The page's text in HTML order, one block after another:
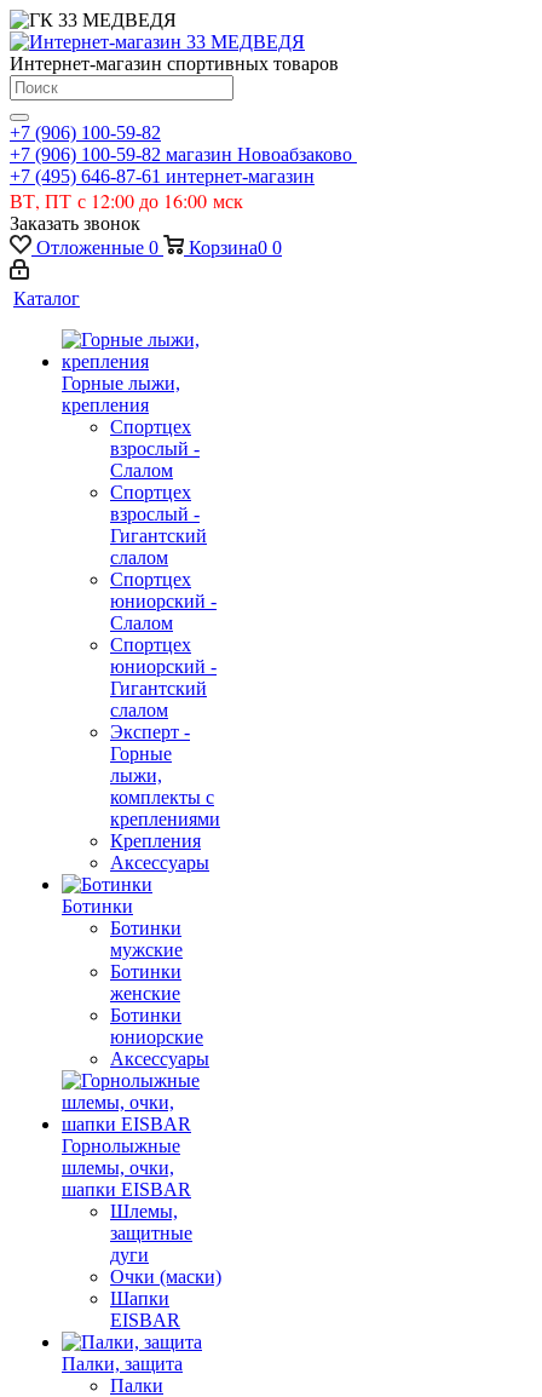
Интернет-магазин спортивных товаров
+7 (906) 100-59-82
+7 (906) 100-59-82 магазин Новоабзаково
+7 (495) 646-87-61 интернет-магазин
ВТ, ПТ с 12:00 до 16:00 мск
Заказать звонок
Отложенные 0 Корзина0 0
Каталог
Горные лыжи,
крепления
Спортцех
взрослый -
Слалом
Спортцех
взрослый -
Гигантский
слалом
Спортцех
юниорский -
Слалом
Спортцех
юниорский -
Гигантский
слалом
Эксперт -
Горные
лыжи,
комплекты с
креплениями
Крепления
Аксессуары
Ботинки
Ботинки
мужские
Ботинки
женские
Ботинки
юниорские
Аксессуары
Горнолыжные
шлемы, очки,
шапки EISBAR
Шлемы,
защитные
дуги
Очки (маски)
Шапки
EISBAR
Палки, защита
Палки